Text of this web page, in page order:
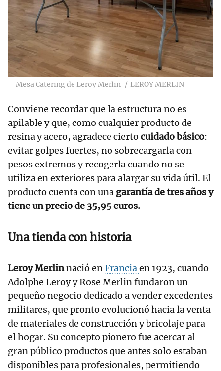
Mesa Catering de Leroy Merlin LEROY MERLIN
Conviene recordar que la estructura no es
apilable y que, como cualquier producto de
resina y acero, agradece cierto cuidado básico:
evitar golpes fuertes, no sobrecargarla con
pesos extremos y recogerla cuando no se
utiliza en exteriores para alargar su vida útil. El
producto cuenta con una garantía de tres años y
tiene un precio de 35,95 euros.
Una tienda con historia
Leroy Merlinnació en Francia en 1923, cuando
Adolphe Leroy y Rose Merlin fundaron un
pequeño negocio dedicado a vender excedentes
militares, que pronto evolucionó hacia la venta
de materiales de construcción y bricolaje para
el hogar. Su concepto pionero fue acercar al
gran público productos que antes solo estaban
disponibles para profesionales, permitiendo